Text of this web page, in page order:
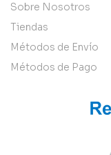
Sobre Nosotros
Tiendas
Métodos de Envío
Métodos de Pago